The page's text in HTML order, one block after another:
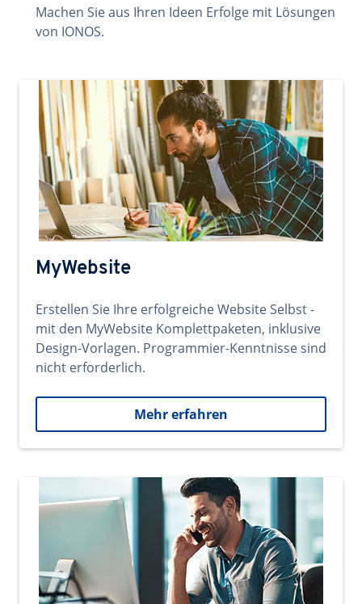
Machen Sie aus Ihren Ideen Erfolge mit Lösungen
von IONOS.
MyWebsite
Erstellen Sie Ihre erfolgreiche Website Selbst -
mit den MyWebsite Komplettpaketen, inklusive
Design-Vorlagen. Programmier-Kenntnisse sind
nicht erforderlich.
Mehr erfahren